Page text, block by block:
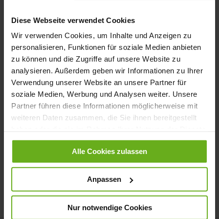
Diese Webseite verwendet Cookies
Wir verwenden Cookies, um Inhalte und Anzeigen zu
personalisieren, Funktionen für soziale Medien anbieten
zu können und die Zugriffe auf unsere Website zu
analysieren. Außerdem geben wir Informationen zu Ihrer
Verwendung unserer Website an unsere Partner für
soziale Medien, Werbung und Analysen weiter. Unsere
Partner führen diese Informationen möglicherweise mit
weiteren Daten zusammen, die Sie ihnen bereitgestellt
gesammelt haben.
Alle Cookies zulassen
Anpassen
Nur notwendige Cookies
Passwort vergessen?
Neue Kunden
Ein Konto zu erstellen hat viele Vorteile: schneller zur Kasse
gehen, mehr als eine Adresse speichern, Bestellungen verfolgen
und mehr.
Ein Konto erstellen